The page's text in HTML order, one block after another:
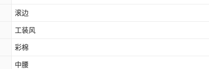
滚边
工装风
彩棉
中腰